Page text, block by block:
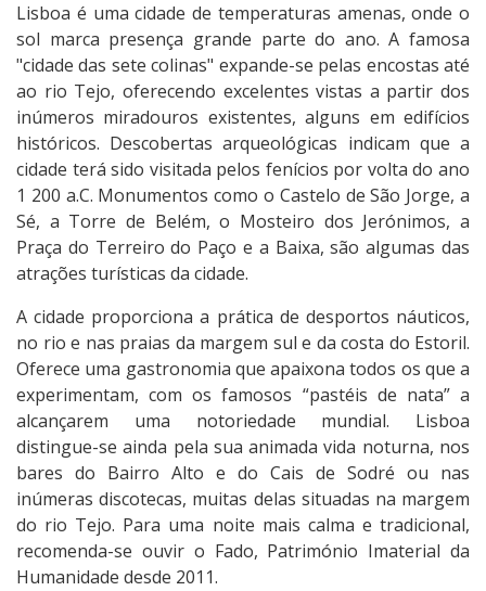
Lisboa é uma cidade de temperaturas amenas, onde o
sol marca presença grande parte do ano. A famosa
"cidade das sete colinas" expande-se pelas encostas até
ao rio Tejo, oferecendo excelentes vistas a partir dos
inúmeros miradouros existentes, alguns em edifícios
históricos. Descobertas arqueológicas indicam que a
cidade terá sido visitada pelos fenícios por volta do ano
1 200 a.C. Monumentos como o Castelo de São Jorge, a
Sé, a Torre de Belém, o Mosteiro dos Jerónimos, a
Praça do Terreiro do Paço e a Baixa, são algumas das
atrações turísticas da cidade.
A cidade proporciona a prática de desportos náuticos,
no rio e nas praias da margem sul e da costa do Estoril.
Oferece uma gastronomia que apaixona todos os que a
experimentam, com os famosos “pastéis de nata” a
alcançarem uma notoriedade mundial. Lisboa
distingue-se ainda pela sua animada vida noturna, nos
bares do Bairro Alto e do Cais de Sodré ou nas
inúmeras discotecas, muitas delas situadas na margem
do rio Tejo. Para uma noite mais calma e tradicional,
recomenda-se ouvir o Fado, Património Imaterial da
Humanidade desde 2011.